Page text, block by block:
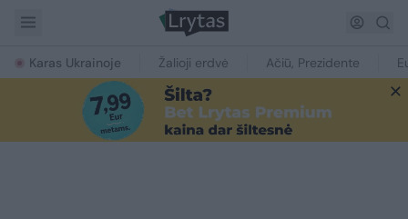
Karas Ukrainoje Žalioji erdvė Ačiū, Prezidente